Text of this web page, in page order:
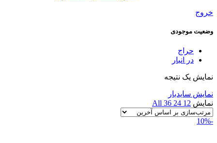
خروج
وضعیت موجودی
حراج
در انبار
نمایش یک نتیجه
نمایش سایدبار
نمایش 12
24
36
All
-10%